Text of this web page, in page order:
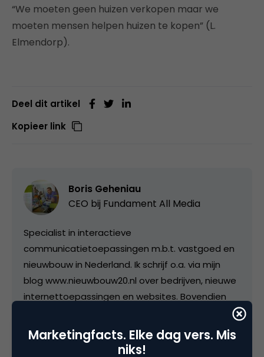
“We moeten geen huizen verkopen maar we
moeten mensen helpen huizen te kopen” (L.
Elmendorp).
Deel dit artikel
Kopieer link
Boris Geheniau
CEO bij Fundament All Media
Specialist in interactieve
communicatietoepassingen m.b.t. vastgoed en
nieuwbouw in Nederland. Ik schrijf o.a. via mijn
blog www.nieuwbouw20.nl over bedrijven, nieuwe
internettoepassingen en websites. Bovendien
personen en bedrijven behandeld die zich in de
bouw- en ontwikkelingsbranche onderscheiden.
Marketingfacts. Elke dag vers. Mis
niks!